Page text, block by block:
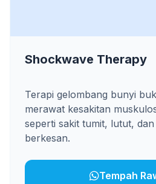
Shockwave Therapy
Terapi gelombang bunyi
merawat kesakitan
seperti sakit tumit, lutut,
berkesan.
Tempah